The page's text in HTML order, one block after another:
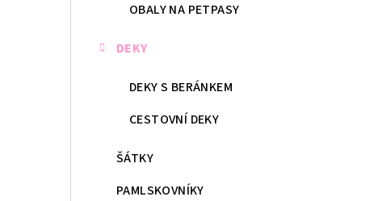
OBALY NA PETPASY
DEKY
DEKY S BERÁNKEM
CESTOVNÍ DEKY
ŠÁTKY
PAMLSKOVNÍKY